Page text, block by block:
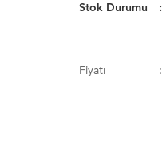
Stok Durumu
Fiyatı